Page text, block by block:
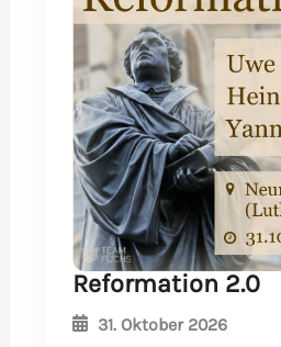
Reformation 2.0
31. Oktober 2026